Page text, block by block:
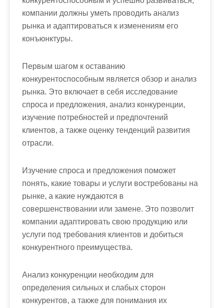
компании должны уметь проводить анализ
рынка и адаптироваться к изменениям его
конъюнктуры.
Первым шагом к оставанию
конкурентоспособным является обзор и анализ
рынка. Это включает в себя исследование
спроса и предложения, анализ конкуренции,
изучение потребностей и предпочтений
клиентов, а также оценку тенденций развития
отрасли.
Изучение спроса и предложения поможет
понять, какие товары и услуги востребованы на
рынке, а какие нуждаются в
совершенствовании или замене. Это позволит
компании адаптировать свою продукцию или
услуги под требования клиентов и добиться
конкурентного преимущества.
Анализ конкуренции необходим для
определения сильных и слабых сторон
конкурентов, а также для понимания их